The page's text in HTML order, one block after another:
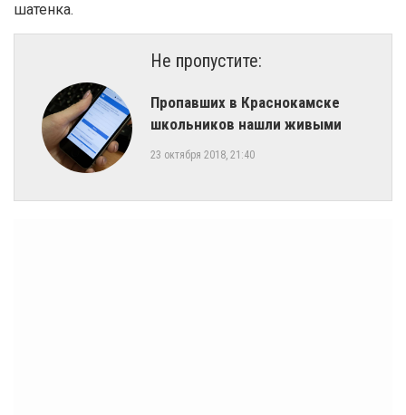
шатенка.
Не пропустите:
Пропавших в Краснокамске
школьников нашли живыми
23 октября 2018, 21:40